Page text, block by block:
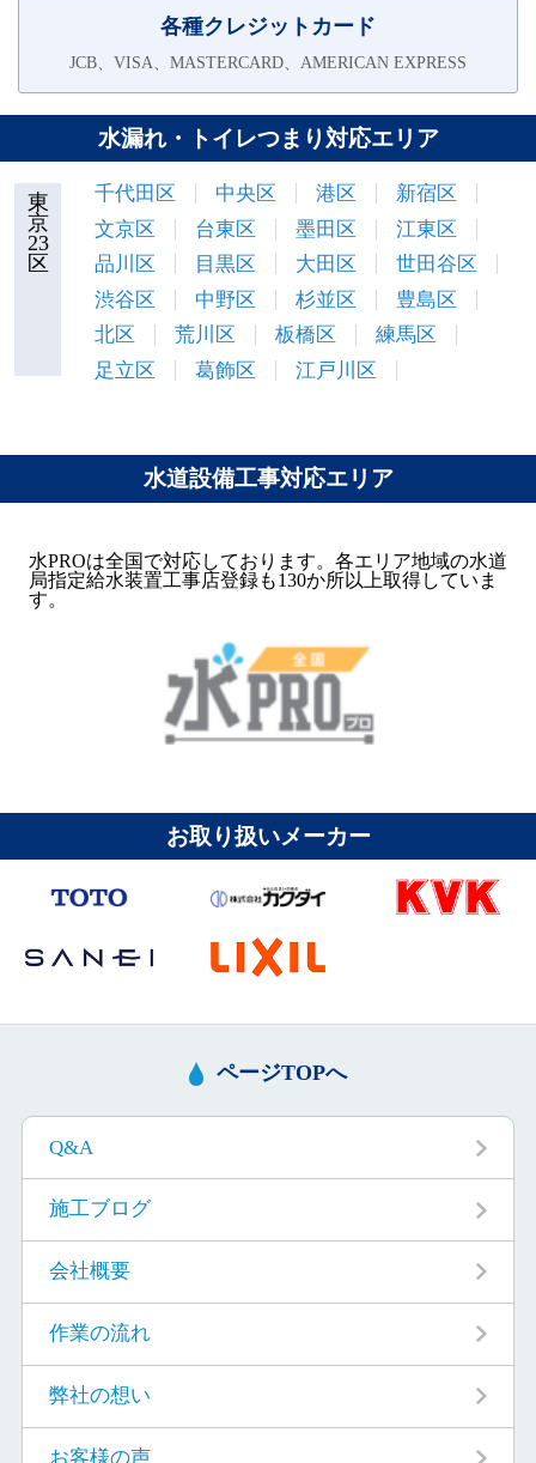
各種クレジットカード
JCB、VISA、MASTERCARD、AMERICAN EXPRESS
水漏れ・トイレつまり対応エリア
東
京
23
区
千代田区 中央区 港区
新宿区
文京区
台東区 墨田区
江東区
品川区
目黒区 大田区
世田谷区
渋谷区
中野区 杉並区
豊島区
北区
荒川区 板橋区
練馬区
足立区
葛飾区 江戸川区
水道設備工事対応エリア
水PROは全国で対応しております。各エリア地域の水道
局指定給水装置工事店登録も130か所以上取得していま
す。
お取り扱いメーカー
ページTOPへ
Q&A
施工ブログ
会社概要
作業の流れ
弊社の想い
お客様の声